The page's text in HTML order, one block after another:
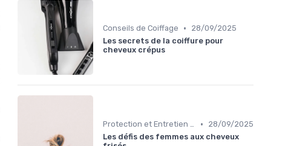
Conseils de Coiffage •
28/09/2025
Les secrets de la coiffure pour
cheveux crépus
Protection et Entretien des Boucles •
28/09/2025
Les défis des femmes aux cheveux